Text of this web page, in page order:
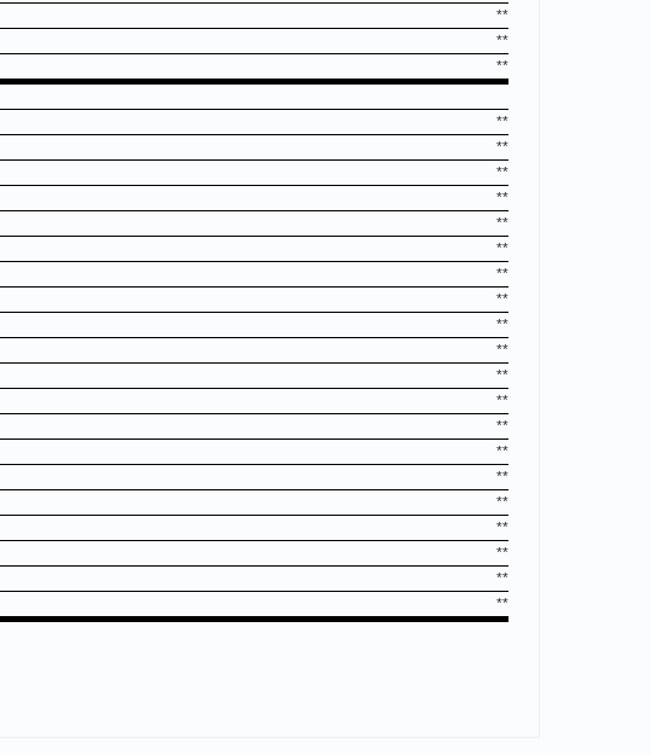
**
**
**
**
**
**
**
**
**
**
**
**
**
**
**
**
**
**
**
**
**
**
**